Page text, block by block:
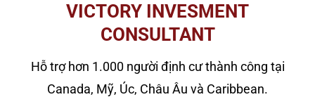
VICTORY INVESMENT
CONSULTANT
Hỗ trợ hơn 1.000 người định cư thành công tại
Canada, Mỹ, Úc, Châu Âu và Caribbean.